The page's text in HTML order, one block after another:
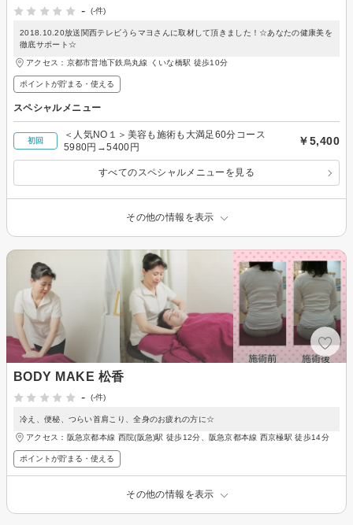
-
(-件)
2018.10.20放送関西テレビうらマヨさんに取材して頂きました！☆あなたの健康美を
徹底サポート☆
アクセス：京都市営地下鉄烏丸線 くいな橋駅 徒歩10分
ポイントが貯まる・使える
スペシャルメニュー
初回
＜人気NO１＞美容も施術も大満足60分コース
5980円→5400円
￥5,400
すべてのスペシャルメニューを見る
その他の情報を表示
BODY MAKE 松香
-
(-件)
冷え、便秘、つらい首肩こり、全身のお疲れの方に☆
アクセス：阪急京都本線 西院(阪急)駅 徒歩12分、阪急京都本線 西京極駅 徒歩14分
ポイントが貯まる・使える
その他の情報を表示